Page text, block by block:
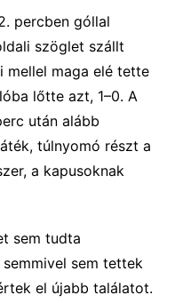
percben góllal
szöglet szállt
mellel maga elé tette
lőtte azt, 1–0. A
után alább
túlnyomó részt a
a kapusoknak
sem tudta
sem tettek
el újabb találatot.